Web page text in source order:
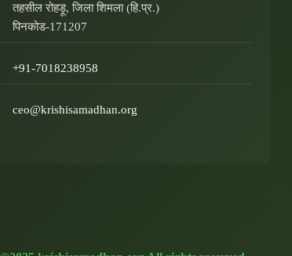
तहसील रोहड़ू, जिला शिमला (हि.प्र.)
पिनकोड-171207
+91-7018238958
ceo@krishisamadhan.org